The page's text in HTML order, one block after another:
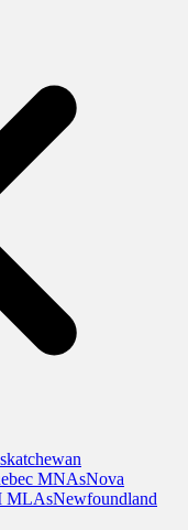
MNAsNova
MLAsNewfoundland